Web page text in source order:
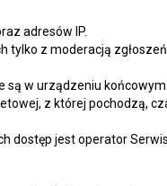
adresów IP.
tylko z moderacją
w urządzeniu
z której pochodzą,
jest operator